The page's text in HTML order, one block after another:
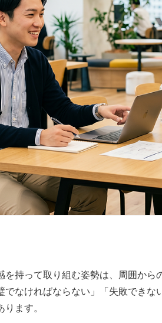
を持って取り組む姿勢は、周囲から
でなければならない」「失敗でき
ます。